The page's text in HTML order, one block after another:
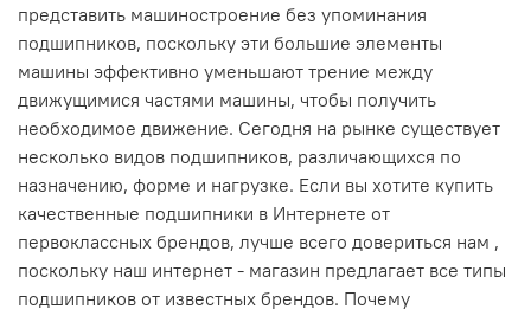
представить машиностроение без упоминания
подшипников, поскольку эти большие элементы
машины эффективно уменьшают трение между
движущимися частями машины, чтобы получить
необходимое движение. Сегодня на рынке существует
несколько видов подшипников, различающихся по
назначению, форме и нагрузке. Если вы хотите купить
качественные подшипники в Интернете от
первоклассных брендов, лучше всего довериться нам ,
поскольку наш интернет - магазин предлагает все типы
подшипников от известных брендов. Почему